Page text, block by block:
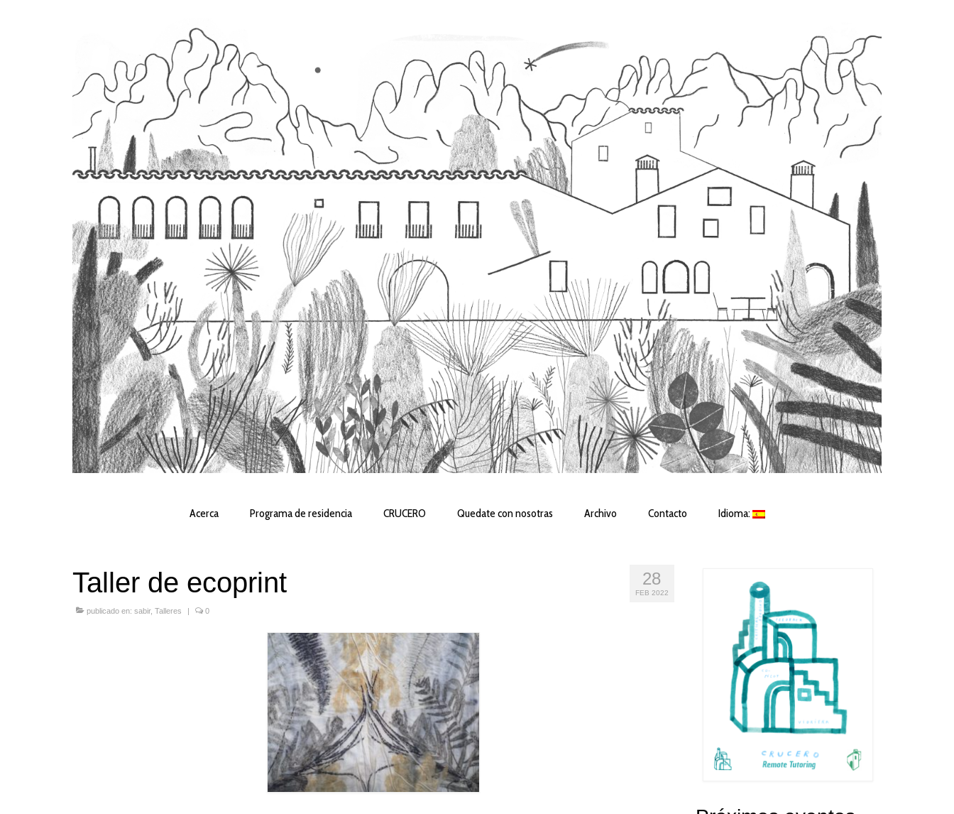
Acerca Programa de residencia CRUCERO Quedate con nosotras Archivo Contacto Idioma:
28
FEB 2022
Taller de ecoprint
publicado en: sabir, Talleres 0